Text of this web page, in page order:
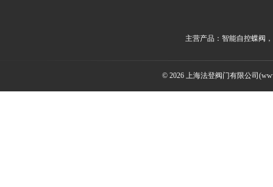
主营产品：智能自控蝶阀
© 2026 上海法登阀门有限公司